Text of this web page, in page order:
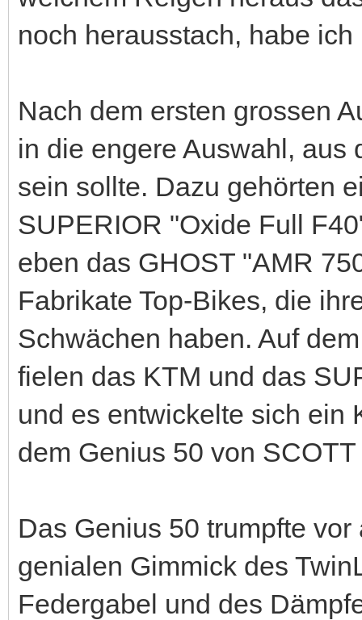
noch herausstach, habe
Nach dem ersten grossen
in die engere Auswahl, aus
sein sollte. Dazu gehörten
SUPERIOR "Oxide Full
eben das GHOST "AMR
Fabrikate Top-Bikes, die
Schwächen haben. Auf
fielen das KTM und das
und es entwickelte sich ein
dem Genius 50 von
Das Genius 50 trumpfte
genialen Gimmick des
Federgabel und des